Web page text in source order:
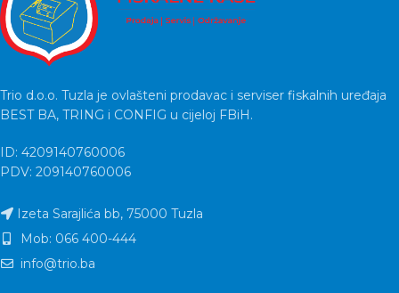
Trio d.o.o. Tuzla je ovlašteni prodavac i serviser fiskalnih uređaja
BEST BA, TRING i CONFIG u cijeloj FBiH.
ID: 4209140760006
PDV: 209140760006
Izeta Sarajlića bb, 75000 Tuzla
Mob: 066 400-444
info@trio.ba